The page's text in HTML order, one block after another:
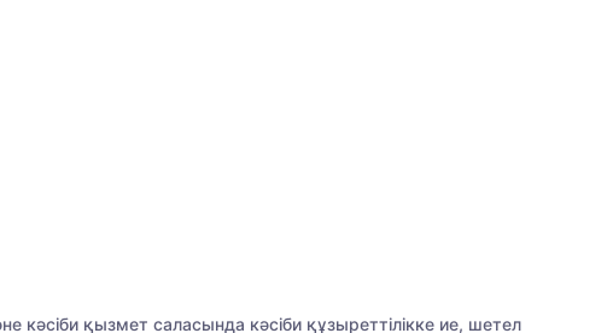
кәсіби қызмет саласында кәсіби құзыреттілікке ие, шетел